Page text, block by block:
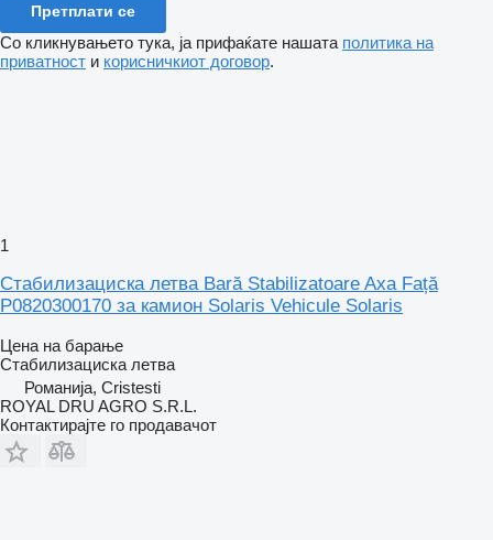
Претплати се
Со кликнувањето тука, ја прифаќате нашата политика на
приватност и корисничкиот договор.
1
Стабилизациска летва Bară Stabilizatoare Axa Față
P0820300170 за камион Solaris Vehicule Solaris
Цена на барање
Стабилизациска летва
Романија, Cristesti
ROYAL DRU AGRO S.R.L.
Контактирајте го продавачот